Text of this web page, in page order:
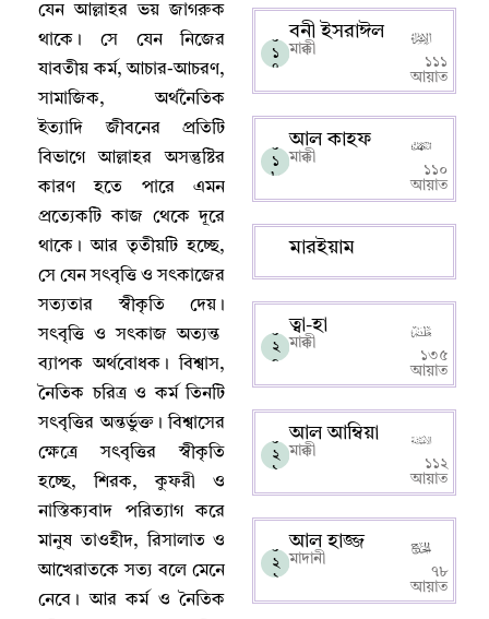
যেন আল্লাহর ভয় জাগরুক
থাকে । সে যেন নিজের
যাবতীয় কর্ম,আচার-আচরণ,
সামাজিক,অর্থনৈতিক
ইত্যাদি জীবনের প্রতিটি
বিভাগে আল্লাহর অসন্তুষ্টির
কারণ হতে পারে এমন
প্রত্যেকটি কাজ থেকে দূরে
থাকে । আর তৃতীয়টি হচ্ছে,
সে যেন সৎবৃত্তি ও সৎকাজের
সত্যতার স্বীকৃতি দেয় ।
সৎবৃত্তি ও সৎকাজ অত্যন্ত
ব্যাপক অর্থবোধক । বিশ্বাস,
নৈতিক চরিত্র ও কর্ম তিনটি
সৎবৃত্তির অন্তর্ভুক্ত। বিশ্বাসের
ক্ষেত্রে সৎবৃত্তির স্বীকৃতি
হচ্ছে,শিরক,কুফরী ও
নাস্তিক্যবাদ পরিত্যাগ করে
মানুষ তাওহীদ,রিসালাত ও
আখেরাতকে সত্য বলে মেনে
নেবে । আর কর্ম ও নৈতিক
০
১
৭
বনী ইসরাঈল
মাক্কী
১১১
আয়াত
০
১
৮
আল কাহফ
মাক্কী
১১০
আয়াত
মারইয়াম
০
২
০
ত্বা-হা
মাক্কী
১৩৫
আয়াত
০
২
১
আল আম্বিয়া
মাক্কী
১১২
আয়াত
০
২
২
আল হাজ্জ
মাদানী
৭৮
আয়াত